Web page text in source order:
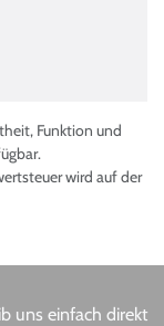
Funktion und
wird auf der
uns einfach direkt